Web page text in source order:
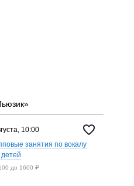
10:00
занятия по вокалу
до 1600 ₽